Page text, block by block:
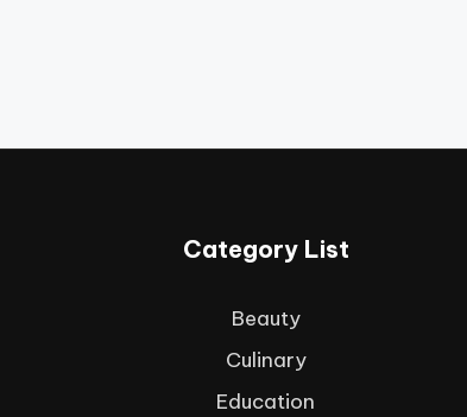
Category List
Beauty
Culinary
Education